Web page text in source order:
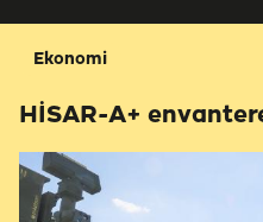
Ekonomi
HİSAR-A+